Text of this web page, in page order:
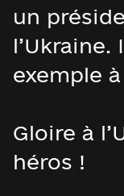
un
l’Ukraine.
exemple
Gloire à
héros !